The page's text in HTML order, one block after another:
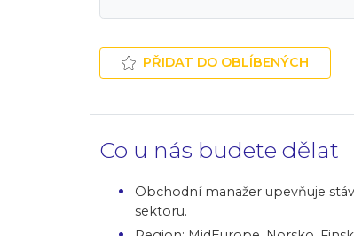
PŘIDAT DO OBLÍBENÝCH
Co u nás budete dělat
Obchodní manažer upevňuje
sektoru.